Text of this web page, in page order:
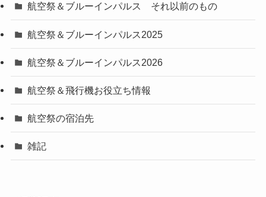
航空祭＆ブルーインパルス それ以前のもの
航空祭＆ブルーインパルス2025
航空祭＆ブルーインパルス2026
航空祭＆飛行機お役立ち情報
航空祭の宿泊先
雑記